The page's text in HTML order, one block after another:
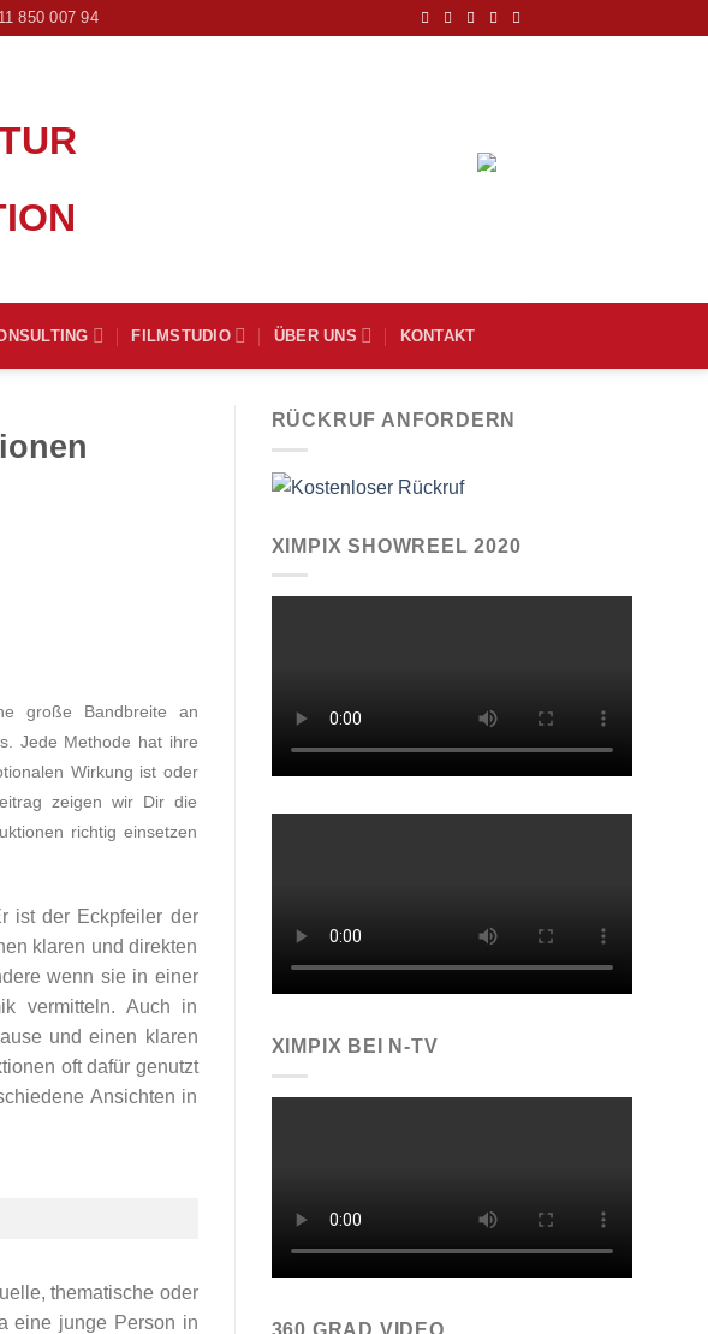
850 007 94
FILMSTUDIO ÜBER UNS KONTAKT
große Bandbreite an
Jede Methode hat ihre
Wirkung ist oder
zeigen wir Dir die
richtig einsetzen
ist der Eckpfeiler der
klaren und direkten
wenn sie in einer
vermitteln. Auch in
und einen klaren
oft dafür genutzt
Ansichten in
thematische oder
eine junge Person in
RÜCKRUF ANFORDERN
XIMPIX SHOWREEL 2020
XIMPIX BEI N-TV
360 GRAD VIDEO